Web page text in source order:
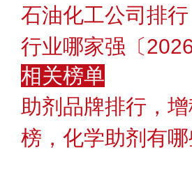
石油化工公司排
行业哪家强〔2026
相关榜单
助剂品牌排行，
榜，化学助剂有